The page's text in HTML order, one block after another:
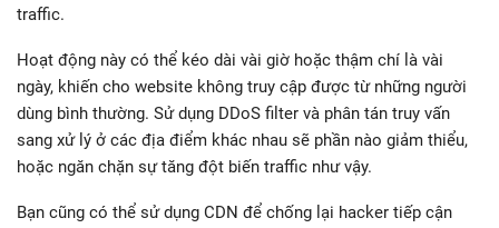
traffic.
Hoạt động này có thể kéo dài vài giờ hoặc thậm chí là vài
ngày, khiến cho website không truy cập được từ những người
dùng bình thường. Sử dụng DDoS filter và phân tán truy vấn
sang xử lý ở các địa điểm khác nhau sẽ phần nào giảm thiểu,
hoặc ngăn chặn sự tăng đột biến traffic như vậy.
Bạn cũng có thể sử dụng CDN để chống lại hacker tiếp cận